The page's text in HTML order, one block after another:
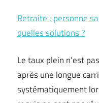
Retraite : personne
quelles solutions ?
Le taux plein n’est
après une longue
systématiquement